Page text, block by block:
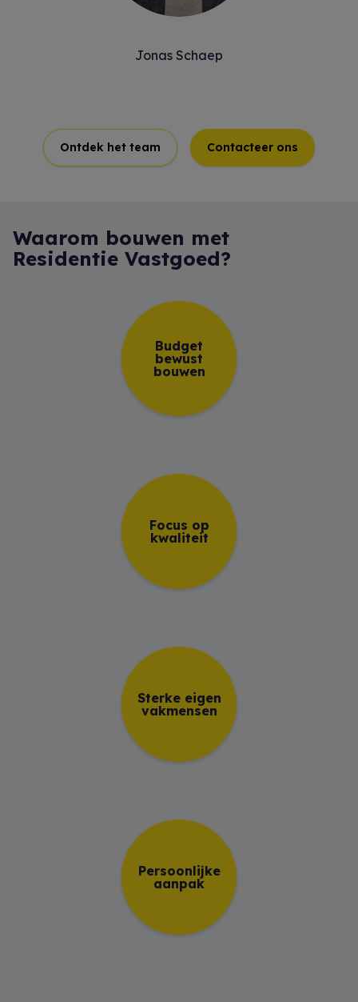
Jonas Schaep
Ontdek het team Contacteer ons
Waarom bouwen met
Residentie Vastgoed?
Budget
bewust
bouwen
Focus op
kwaliteit
Sterke eigen
vakmensen
Persoonlijke
aanpak